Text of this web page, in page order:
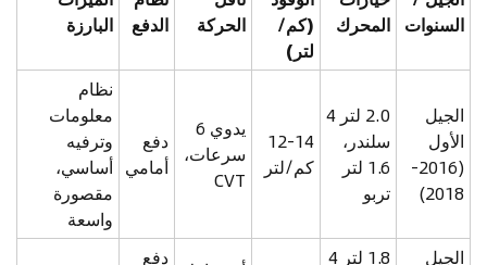
السنوات المحرك
(كم/
لتر)
الحركة
الدفع
البارزة
الجيل
الأول
(2016-
2018)
2.0 لتر 4
سلندر،
1.6 لتر
تربو
12-14
كم/لتر
يدوي 6
سرعات،
CVT
دفع
أمامي
نظام
معلومات
وترفيه
أساسي،
مقصورة
واسعة
الجيل
1.8 لتر 4
دفع